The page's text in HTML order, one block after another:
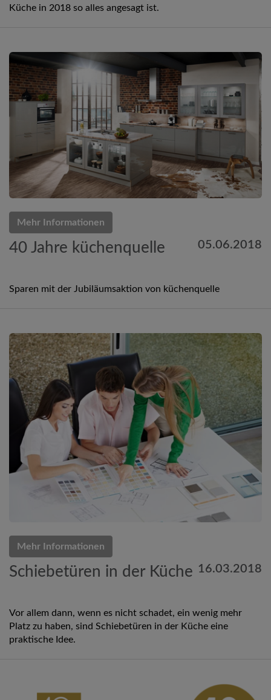
Küche in 2018 so alles angesagt ist.
Mehr Informationen
40 Jahre küchenquelle 05.06.2018
Sparen mit der Jubiläumsaktion von küchenquelle
Mehr Informationen
Schiebetüren in der Küche 16.03.2018
Vor allem dann, wenn es nicht schadet, ein wenig mehr
Platz zu haben, sind Schiebetüren in der Küche eine
praktische Idee.